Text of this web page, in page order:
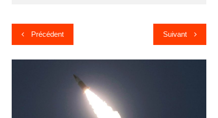
Navigation
de
l’article
Précédent Suivant